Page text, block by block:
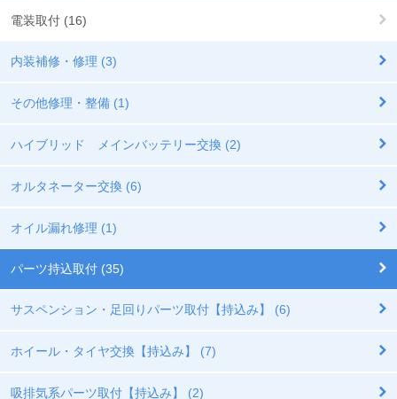
電装取付 (16)
内装補修・修理 (3)
その他修理・整備 (1)
ハイブリッド メインバッテリー交換 (2)
オルタネーター交換 (6)
オイル漏れ修理 (1)
パーツ持込取付 (35)
サスペンション・足回りパーツ取付【持込み】 (6)
ホイール・タイヤ交換【持込み】 (7)
吸排気系パーツ取付【持込み】 (2)